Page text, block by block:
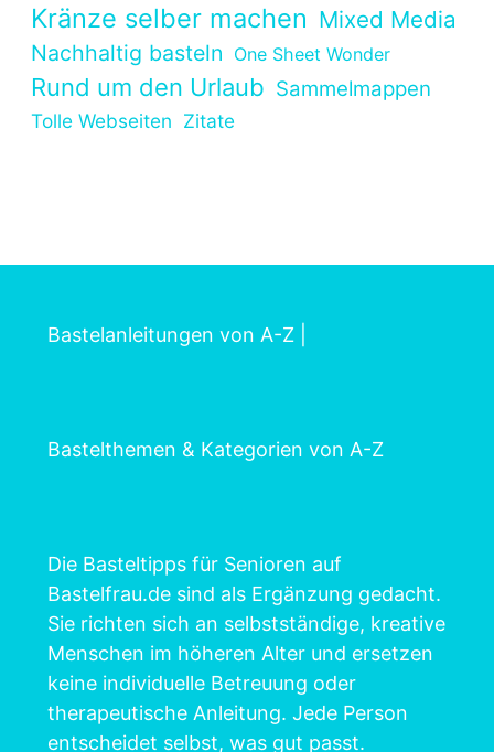
Kränze selber machen Mixed Media
Nachhaltig basteln One Sheet Wonder
Rund um den Urlaub Sammelmappen
Tolle Webseiten Zitate
Bastelanleitungen von A-Z
Bastelthemen & Kategorien von A-Z
Die Basteltipps für Senioren auf
Bastelfrau.de sind als Ergänzung gedacht.
Sie richten sich an selbstständige, kreative
Menschen im höheren Alter und ersetzen
keine individuelle Betreuung oder
therapeutische Anleitung. Jede Person
entscheidet selbst, was gut passt.